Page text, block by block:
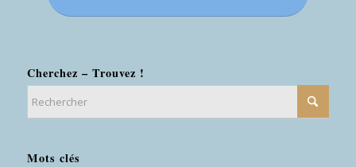
Cherchez – Trouvez !
Mots clés